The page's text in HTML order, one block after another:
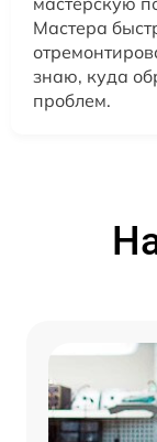
Мастера
знаю, куда
проблем.